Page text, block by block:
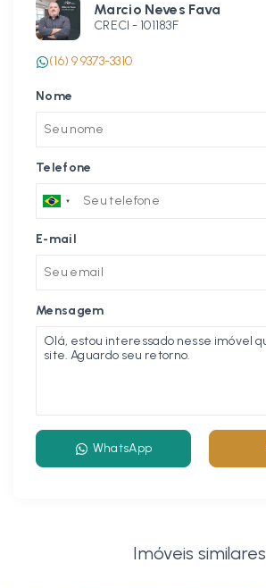
Marcio Neves Fava
CRECI - 101183F
(16) 9 9373-3310
Nome
Telefone
E-mail
Mensagem
WhatsApp
Imóveis similares